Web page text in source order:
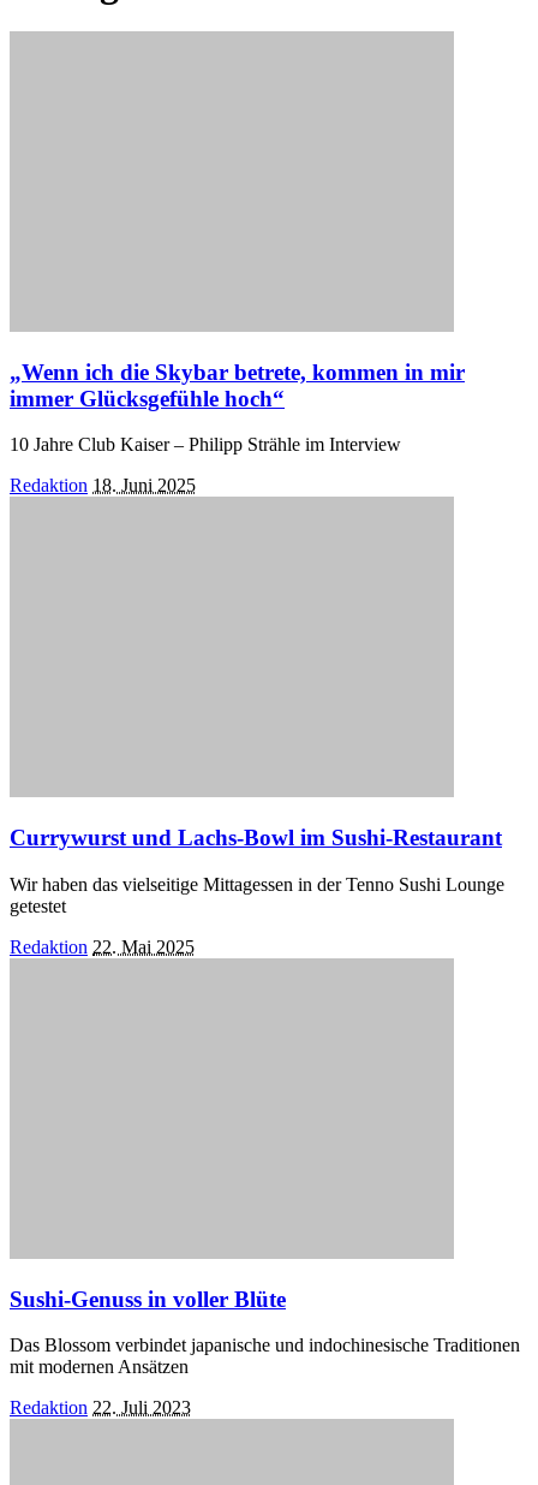
„Wenn ich die Skybar betrete, kommen in mir
immer Glücksgefühle hoch“
10 Jahre Club Kaiser – Philipp Strähle im Interview
Posted
Redaktion 18. Juni 2025
Currywurst und Lachs-Bowl im Sushi-Restaurant
Wir haben das vielseitige Mittagessen in der Tenno Sushi Lounge
getestet
Posted
Redaktion 22. Mai 2025
Sushi-Genuss in voller Blüte
Das Blossom verbindet japanische und indochinesische Traditionen
mit modernen Ansätzen
Posted
Redaktion 22. Juli 2023